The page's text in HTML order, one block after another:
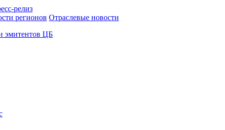
релиз
регионов Отраслевые новости
эмитентов ЦБ